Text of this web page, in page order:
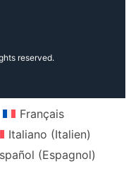
reserved.
Français
Italiano (Italien)
(Espagnol)